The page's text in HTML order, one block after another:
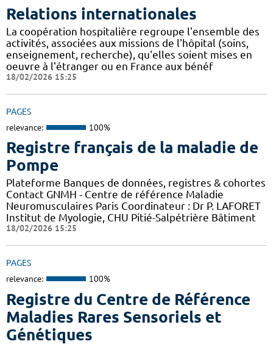
Relations internationales
La coopération hospitalière regroupe l'ensemble des
activités, associées aux missions de l'hôpital (soins,
enseignement, recherche), qu'elles soient mises en
oeuvre à l'étranger ou en France aux bénéf
18/02/2026 15:25
PAGES
relevance: 100%
Registre français de la maladie de
Pompe
Plateforme Banques de données, registres & cohortes
Contact GNMH - Centre de référence Maladie
Neuromusculaires Paris Coordinateur : Dr P. LAFORET
Institut de Myologie, CHU Pitié-Salpétrière Bâtiment
18/02/2026 15:25
PAGES
relevance: 100%
Registre du Centre de Référence
Maladies Rares Sensoriels et
Génétiques